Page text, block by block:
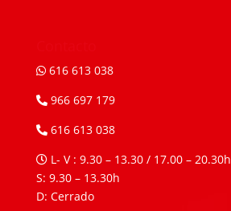
616 613 038
966 697 179
616 613 038
L- V : 9.30 – 13.30 / 17.00 – 20.30h
S: 9.30 – 13.30h
D: Cerrado